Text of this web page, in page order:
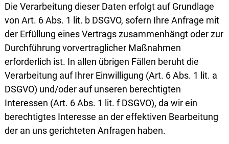
Die Verarbeitung dieser Daten erfolgt auf Grundlage
von Art. 6 Abs. 1 lit. b DSGVO, sofern Ihre Anfrage mit
der Erfüllung eines Vertrags zusammenhängt oder zur
Durchführung vorvertraglicher Maßnahmen
erforderlich ist. In allen übrigen Fällen beruht die
Verarbeitung auf Ihrer Einwilligung (Art. 6 Abs. 1 lit. a
DSGVO) und/oder auf unseren berechtigten
Interessen (Art. 6 Abs. 1 lit. f DSGVO), da wir ein
berechtigtes Interesse an der effektiven Bearbeitung
der an uns gerichteten Anfragen haben.